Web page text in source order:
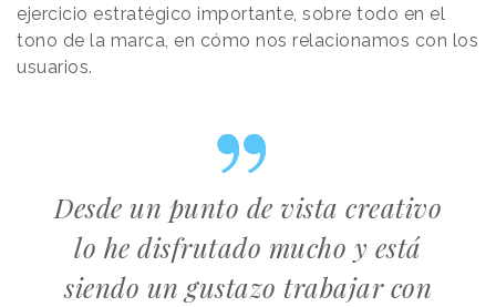
ejercicio estratégico importante, sobre todo en el
tono de la marca, en cómo nos relacionamos con los
usuarios.
Desde un punto de vista creativo
lo he disfrutado mucho y está
siendo un gustazo trabajar con